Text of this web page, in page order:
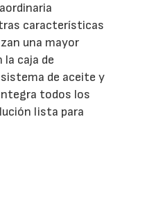
características
una mayor
caja de
de aceite y
todos los
lista para